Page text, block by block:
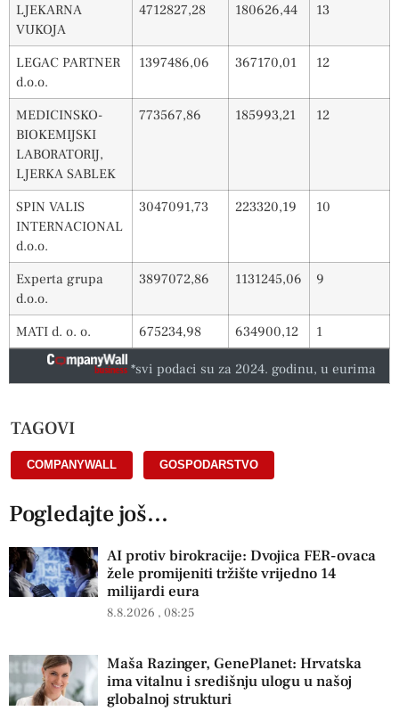
LJEKARNA
VUKOJA
4712827,28 180626,44 13
LEGAC PARTNER
d.o.o.
1397486,06 367170,01 12
MEDICINSKO-
BIOKEMIJSKI
LABORATORIJ,
LJERKA SABLEK
773567,86 185993,21 12
SPIN VALIS
INTERNACIONAL
d.o.o.
3047091,73 223320,19 10
Experta grupa
d.o.o.
3897072,86 1131245,06 9
MATI d. o. o. 675234,98 634900,12 1
*svi podaci su za 2024. godinu, u eurima
TAGOVI
COMPANYWALL GOSPODARSTVO
Pogledajte još...
AI protiv birokracije: Dvojica FER-ovaca
žele promijeniti tržište vrijedno 14
milijardi eura
8.8.2026 08:25
Maša Razinger, GenePlanet: Hrvatska
ima vitalnu i središnju ulogu u našoj
globalnoj strukturi